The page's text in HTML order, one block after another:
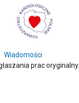
Wiadomości
prac oryginalny...